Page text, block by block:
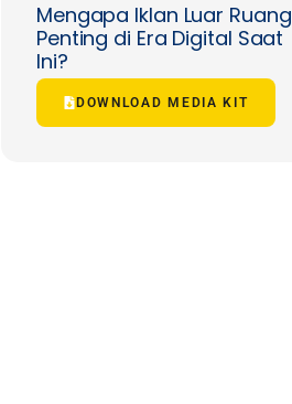
Mengapa Iklan Luar Ruang
Penting di Era Digital Saat
Ini?
DOWNLOAD MEDIA KIT